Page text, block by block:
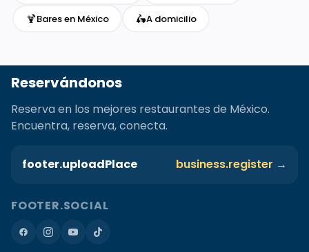
🍹Bares en México 🛵A domicilio
Reservándonos
Reserva en los mejores restaurantes de México.
Encuentra, reserva, conecta.
footer.uploadPlace business.register →
FOOTER.SOCIAL